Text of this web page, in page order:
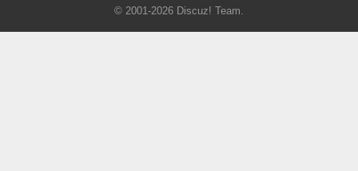
© 2001-2026 Discuz! Team.